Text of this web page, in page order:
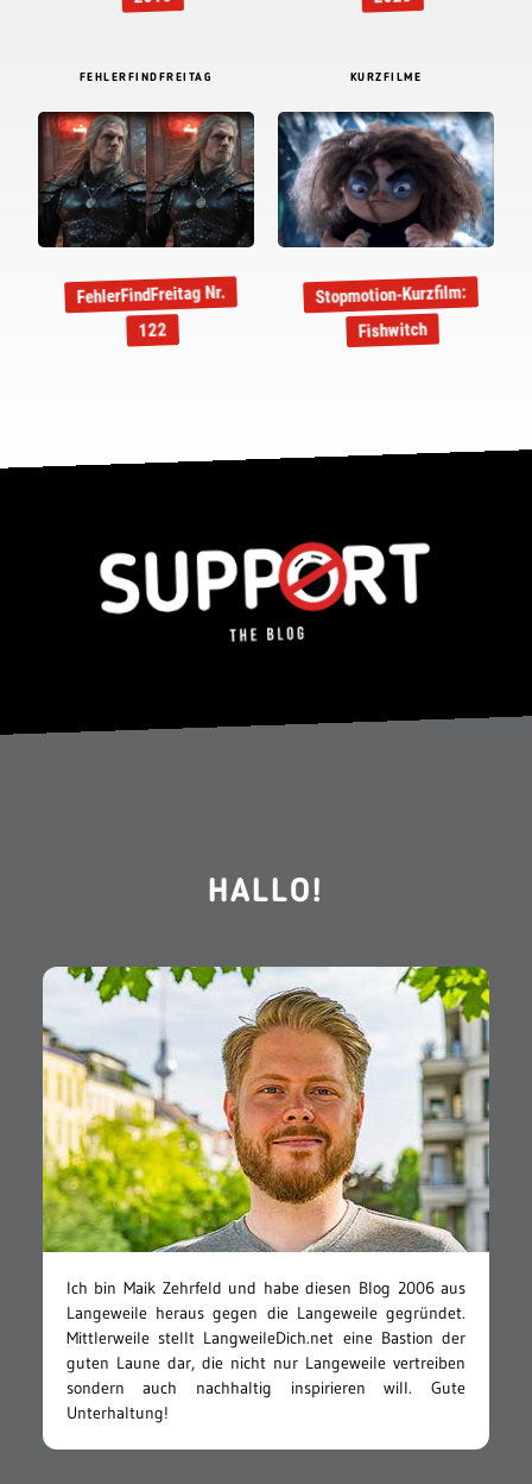
FEHLERFINDFREITAG
FehlerFindFreitag Nr.
122
KURZFILME
Stopmotion-Kurzfilm:
Fishwitch
HALLO!
Ich bin Maik Zehrfeld und habe diesen Blog 2006 aus
Langeweile heraus gegen die Langeweile gegründet.
Mittlerweile stellt LangweileDich.net eine Bastion der
guten Laune dar, die nicht nur Langeweile vertreiben
sondern auch nachhaltig inspirieren will. Gute
Unterhaltung!